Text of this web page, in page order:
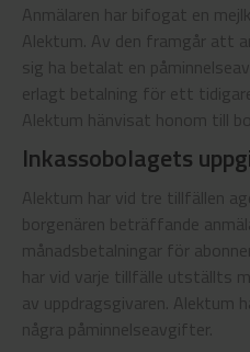
Anmälaren har bifogat en
Alektum. Av den framgår att
sig ha betalat en
erlagt betalning för ett
Alektum hänvisat honom till
Inkassobolagets
Alektum har vid tre tillfällen
borgenären beträffande
månadsbetalningar för
har vid varje tillfälle utställts
av uppdragsgivaren.
några påminnelseavgifter.